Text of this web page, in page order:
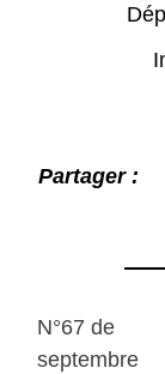
Partager :
N°67 de
septembre